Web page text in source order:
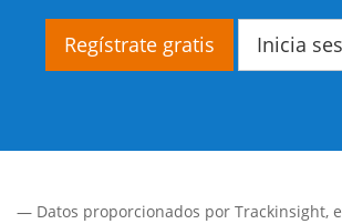
Regístrate gratis Inicia
— Datos proporcionados por Trackinsight,